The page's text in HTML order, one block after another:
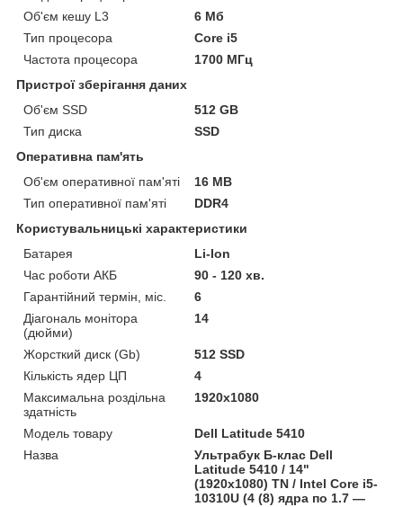
Об'єм кешу L3
6 Мб
Тип процесора
Core i5
Частота процесора
1700 МГц
Пристрої зберігання даних
Об'єм SSD
512 GB
Тип диска
SSD
Оперативна пам'ять
Об'єм оперативної пам'яті
16 MB
Тип оперативної пам'яті
DDR4
Користувальницькі характеристики
Батарея
Li-Ion
Час роботи АКБ
90 - 120 хв.
Гарантійний термін, міс.
6
Діагональ монітора
(дюйми)
14
Жорсткий диск (Gb)
512 SSD
Кількість ядер ЦП
4
Максимальна роздільна
здатність
1920x1080
Модель товару
Dell Latitude 5410
Назва
Ультрабук Б-клас Dell
Latitude 5410 / 14"
(1920x1080) TN / Intel Core i5-
10310U (4 (8) ядра по 1.7 —